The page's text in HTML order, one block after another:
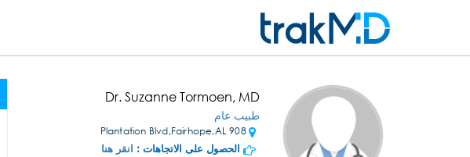
Dr. Suzanne Tormoen, MD
طبيب عام
908 Plantation Blvd,Fairhope,AL
الحصول على الاتجاهات : انقر هنا